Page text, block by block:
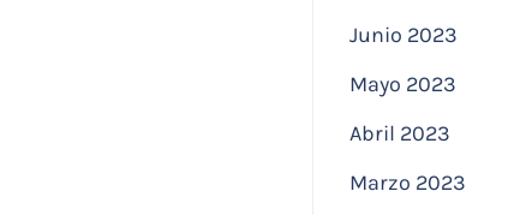
Junio 2023
Mayo 2023
Abril 2023
Marzo 2023